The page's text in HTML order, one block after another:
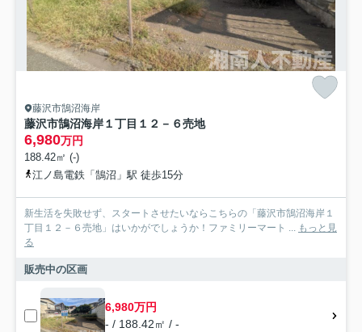
藤沢市鵠沼海岸
藤沢市鵠沼海岸１丁目１２－６売地
6,980万円
188.42㎡ (-)
江ノ島電鉄「鵠沼」駅 徒歩15分
新生活を失敗せず、スタートさせたいならこちらの「藤沢市鵠沼海岸１
丁目１２－６売地」はいかがでしょうか！ファミリーマート ... もっと見
る
販売中の区画
6,980万円
- / 188.42㎡ / -